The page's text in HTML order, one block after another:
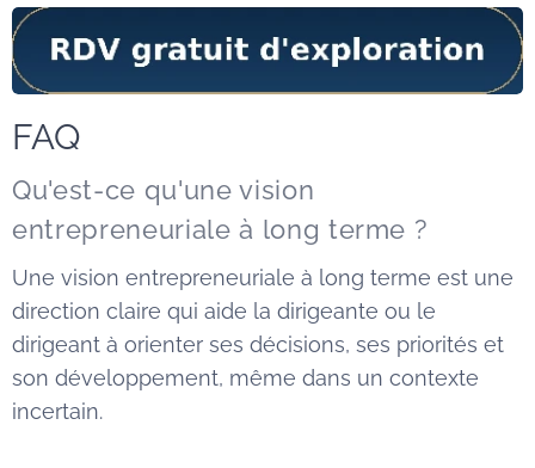
FAQ
Qu'est-ce qu'une vision
entrepreneuriale à long terme ?
Une vision entrepreneuriale à long terme est une
direction claire qui aide la dirigeante ou le
dirigeant à orienter ses décisions, ses priorités et
son développement, même dans un contexte
incertain.